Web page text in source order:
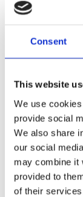
Consent
This website
We use
provide social
We also share
our social
may combine it
provided to
of their
Рульове
(46)